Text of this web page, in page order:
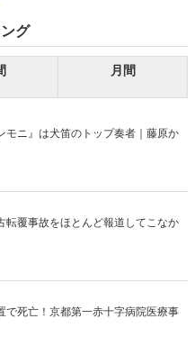
グ
月間
モニ』は犬笛のトップ奏者｜藤原か
転覆事故をほとんど報道してこなか
で死亡！京都第一赤十字病院医療事